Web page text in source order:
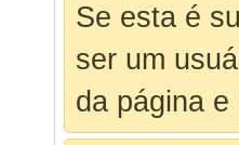
Se esta é
ser um
da página e